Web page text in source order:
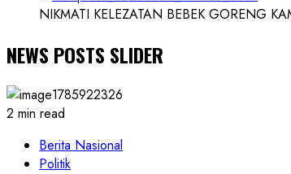
NIKMATI KELEZATAN BEBEK GORENG
NEWS POSTS SLIDER
2 min read
Berita Nasional
Politik